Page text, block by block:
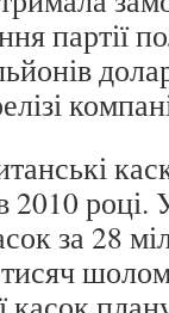
партії
році.
за 28